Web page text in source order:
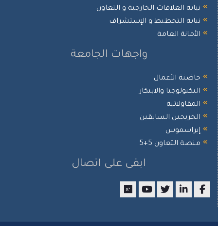
نيابة العلاقات الخارجية و التعاون
نيابة التخطيط و الإستشراف
الأمانة العامة
واجهات الجامعة
حاضنة الأعمال
التكنولوجيا والابتكار
المقاولاتية
الخريجين السابقين
إيراسموس
منصة التعاون 5+5
ابقى على اتصال